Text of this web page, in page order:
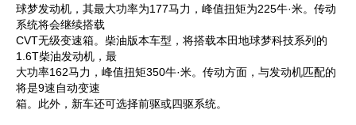
球梦发动机，其最大功率为177马力，峰值扭矩为225牛·米。传动
系统将会继续搭载
CVT无级变速箱。柴油版本车型，将搭载本田地球梦科技系列的
1.6T柴油发动机，最
大功率162马力，峰值扭矩350牛·米。传动方面，与发动机匹配的
将是9速自动变速
箱。此外，新车还可选择前驱或四驱系统。